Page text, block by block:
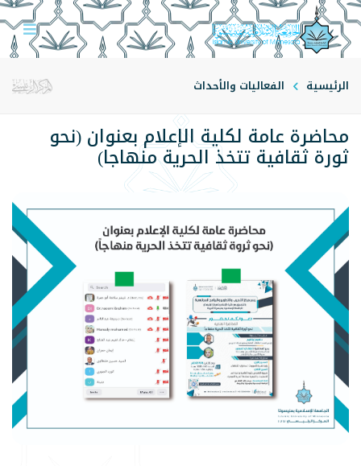
الرئيسية الفعاليات والأحداث
محاضرة عامة لكلية الإعلام بعنوان (نحو
ثورة ثقافية تتخذ الحرية منهاجا)